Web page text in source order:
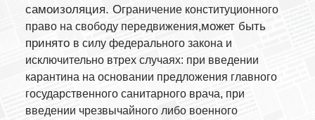
самоизоляция. Ограничение конституционного
право на свободу передвижения,может быть
принято в силу федерального закона и
исключительно втрех случаях: при введении
карантина на основании предложения главного
государственного санитарного врача, при
введении чрезвычайного либо военного